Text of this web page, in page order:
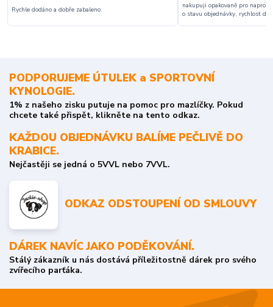
Rychle dodáno a dobře zabaleno.
nakupuji opakovaně pro
o stavu objednávky, rychlost
PODPORUJEME ÚTULEK a SPORTOVNÍ
KYNOLOGIE.
1% z našeho zisku putuje na pomoc pro mazlíčky. Pokud
chcete také přispět, klikněte na tento odkaz.
KAŽDOU OBJEDNÁVKU BALÍME PEČLIVĚ DO
KRABICE.
Nejčastěji se jedná o 5VVL nebo 7VVL.
ODKAZ ODSTOUPENÍ OD SMLOUVY
DÁREK NAVÍC JAKO PODĚKOVÁNÍ.
Stálý zákazník u nás dostává příležitostně dárek pro svého
zvířecího parťáka.